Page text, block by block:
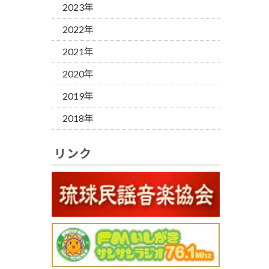
2023年
2022年
2021年
2020年
2019年
2018年
リンク